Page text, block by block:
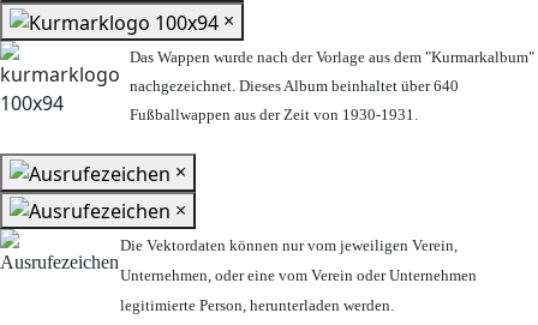
×
Das Wappen wurde nach der Vorlage aus dem "Kurmarkalbum"
nachgezeichnet. Dieses Album beinhaltet über 640
Fußballwappen aus der Zeit von 1930-1931.
×
×
Die Vektordaten können nur vom jeweiligen Verein,
Unternehmen, oder eine vom Verein oder Unternehmen
legitimierte Person, herunterladen werden.